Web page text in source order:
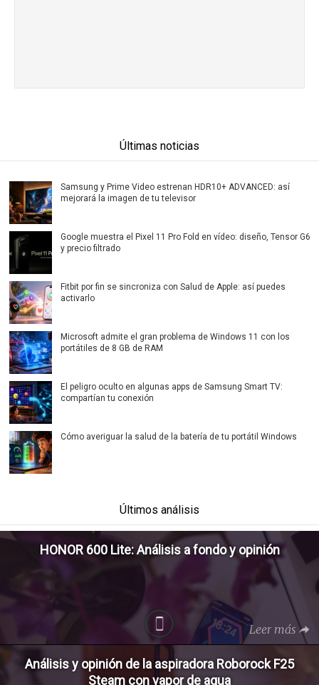
Últimas noticias
Samsung y Prime Video estrenan HDR10+ ADVANCED: así
mejorará la imagen de tu televisor
Google muestra el Pixel 11 Pro Fold en vídeo: diseño, Tensor G6
y precio filtrado
Fitbit por fin se sincroniza con Salud de Apple: así puedes
activarlo
Microsoft admite el gran problema de Windows 11 con los
portátiles de 8 GB de RAM
El peligro oculto en algunas apps de Samsung Smart TV:
compartían tu conexión
Cómo averiguar la salud de la batería de tu portátil Windows
Últimos análisis
HONOR 600 Lite: Análisis a fondo y opinión
Leer más
Análisis y opinión de la aspiradora Roborock F25
Steam con vapor de agua